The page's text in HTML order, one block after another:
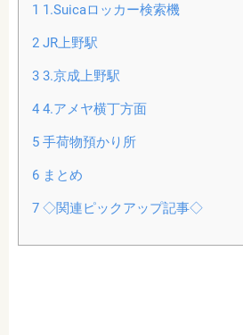
1 1.Suicaロッカー検索機
2JR上野駅
33.京成上野駅
44.アメヤ横丁方面
5手荷物預かり所
6まとめ
7◇関連ピックアップ記事◇